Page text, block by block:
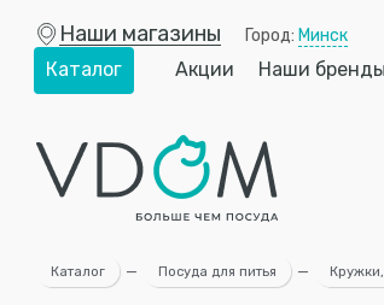
Наши магазины Город: Минск
Каталог Акции Наши бренды
Каталог — Посуда для питья —